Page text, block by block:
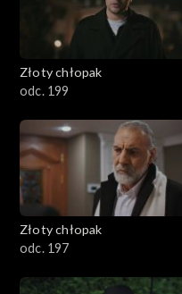
Złoty chłopak
odc. 199
Złoty chłopak
odc. 197